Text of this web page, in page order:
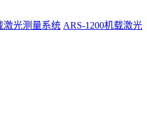
激光测量系统 ARS-1200机载激光